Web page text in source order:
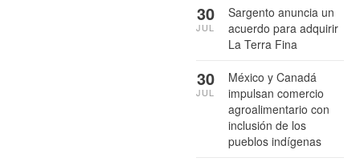
Sargento anuncia un
acuerdo para adquirir
La Terra Fina
30
JUL
México y Canadá
impulsan comercio
agroalimentario con
inclusión de los
pueblos indígenas
30
JUL